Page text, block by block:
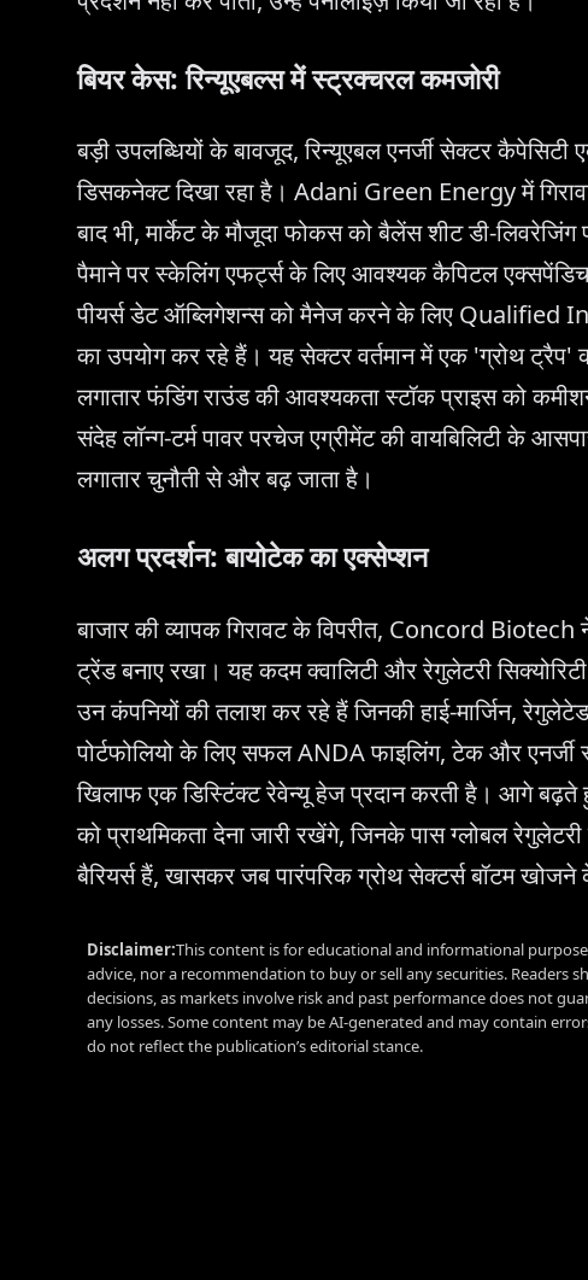
बियर केस: रिन्यूएबल्स में स्ट्रक्चरल कमजोरी
बड़ी उपलब्धियों के बावजूद, रिन्यूएबल एनर्जी सेक्टर
डिसकनेक्ट दिखा रहा है। Adani Green Energy में
बाद भी, मार्केट के मौजूदा फोकस को बैलेंस शीट डी-
पैमाने पर स्केलिंग एफर्ट्स के लिए आवश्यक कैपिटल
पीयर्स डेट ऑब्लिगेशन्स को मैनेज करने के लिए
का उपयोग कर रहे हैं। यह सेक्टर वर्तमान में एक 'ग्रोथ
लगातार फंडिंग राउंड की आवश्यकता स्टॉक प्राइस को
संदेह लॉन्ग-टर्म पावर परचेज एग्रीमेंट की वायबिलिटी के
लगातार चुनौती से और बढ़ जाता है।
अलग प्रदर्शन: बायोटेक का एक्सेप्शन
बाजार की व्यापक गिरावट के विपरीत, Concord
ट्रेंड बनाए रखा। यह कदम क्वालिटी और रेगुलेटरी
उन कंपनियों की तलाश कर रहे हैं जिनकी हाई-मार्जिन,
पोर्टफोलियो के लिए सफल ANDA फाइलिंग, टेक और एनर्जी
खिलाफ एक डिस्टिंक्ट रेवेन्यू हेज प्रदान करती है। आगे बढ़ते
को प्राथमिकता देना जारी रखेंगे, जिनके पास ग्लोबल
बैरियर्स हैं, खासकर जब पारंपरिक ग्रोथ सेक्टर्स बॉटम
Disclaimer:This content is for educational and informational
advice, nor a recommendation to buy or sell any securities. Readers
decisions, as markets involve risk and past performance does not
any losses. Some content may be AI-generated and may contain
do not reflect the publication’s editorial stance.